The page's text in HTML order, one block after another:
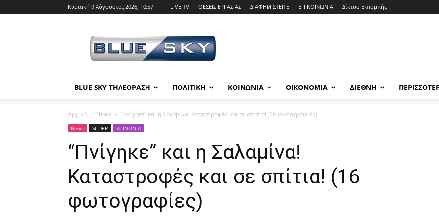
Κυριακή 9 Αύγουστος 2026, 10:57 LIVE TV ΘΕΣΕΙΣ ΕΡΓΑΣΙΑΣ ΔΙΑΦΗΜΙΣΤΕΙΤΕ ΕΠΙΚΟΙΝΩΝΙΑ Δίκτυο Εκπομπής
SKY
BLUE SKY ΤΗΛΕΟΡΑΣΗ ΠΟΛΙΤΙΚΗ ΚΟΙΝΩΝΙΑ ΟΙΚΟΝΟΜΙΑ ΔΙΕΘΝΗ
Αρχική News “Πνίγηκε” και η Σαλαμίνα! Καταστροφές και σε σπίτια! (16 φωτογραφίες)
News SLIDER ΚΟΙΝΩΝΙΑ
“Πνίγηκε” και η Σαλαμίνα!
Καταστροφές και σε σπίτια! (16
φωτογραφίες)